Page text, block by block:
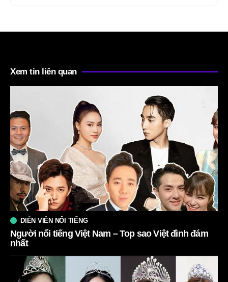
Xem tin liên quan
DIỄN VIÊN NỔI TIẾNG
Người nổi tiếng Việt Nam – Top sao Việt đình đám
nhất